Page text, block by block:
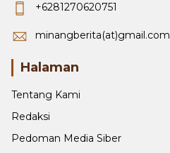
+6281270620751
minangberita(at)gmail.com
Halaman
Tentang Kami
Redaksi
Pedoman Media Siber